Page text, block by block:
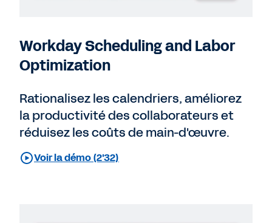
Workday Scheduling and Labor
Optimization
Rationalisez les calendriers, améliorez
la productivité des collaborateurs et
réduisez les coûts de main-d'œuvre.
Voir la démo (2'32)